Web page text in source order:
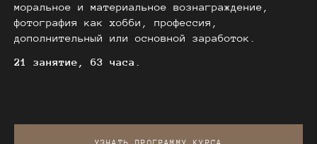
моральное и материальное вознаграждение,
фотография как хобби, профессия,
дополнительный или основной заработок.
21 занятие, 63 часа